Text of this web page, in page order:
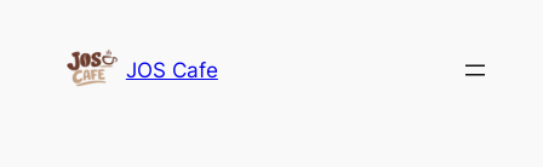
konten
JOS Cafe